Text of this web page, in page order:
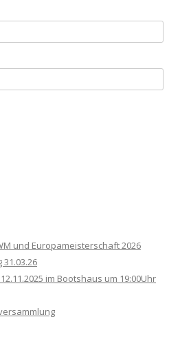
und Europameisterschaft 2026
31.03.26
im Bootshaus um 19:00Uhr